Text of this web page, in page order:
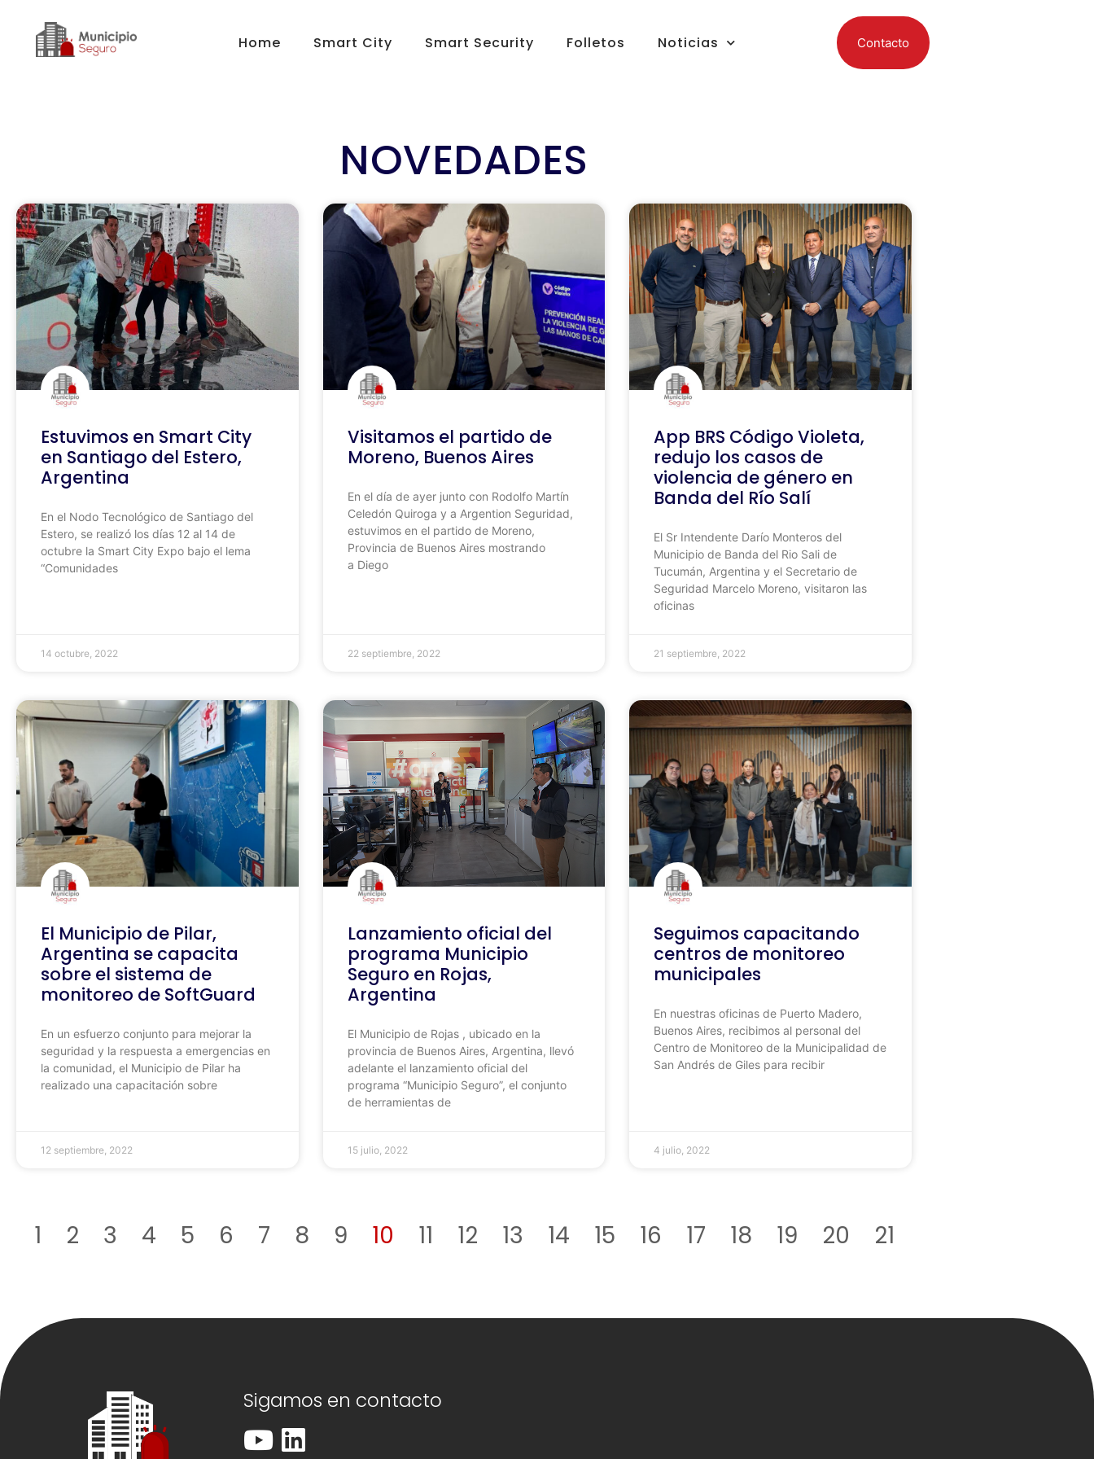
Home Smart City Smart Security Folletos Noticias Contacto
NOVEDADES
Estuvimos en Smart City
en Santiago del Estero,
Argentina
En el Nodo Tecnológico de Santiago del
Estero, se realizó los días 12 al 14 de
octubre la Smart City Expo bajo el lema
“Comunidades
14 octubre, 2022
Visitamos el partido de
Moreno, Buenos Aires
En el día de ayer junto con Rodolfo Martín
Celedón Quiroga y a Argention Seguridad,
estuvimos en el partido de Moreno,
Provincia de Buenos Aires mostrando
a Diego
22 septiembre, 2022
App BRS Código Violeta,
redujo los casos de
violencia de género en
Banda del Río Salí
El Sr Intendente Darío Monteros del
Municipio de Banda del Rio Sali de
Tucumán, Argentina y el Secretario de
Seguridad Marcelo Moreno, visitaron las
oficinas
21 septiembre, 2022
El Municipio de Pilar,
Argentina se capacita
sobre el sistema de
monitoreo de SoftGuard
En un esfuerzo conjunto para mejorar la
seguridad y la respuesta a emergencias en
la comunidad, el Municipio de Pilar ha
realizado una capacitación sobre
12 septiembre, 2022
Lanzamiento oficial del
programa Municipio
Seguro en Rojas,
Argentina
El Municipio de Rojas , ubicado en la
provincia de Buenos Aires, Argentina, llevó
adelante el lanzamiento oficial del
programa “Municipio Seguro”, el conjunto
de herramientas de
15 julio, 2022
Seguimos capacitando
centros de monitoreo
municipales
En nuestras oficinas de Puerto Madero,
Buenos Aires, recibimos al personal del
Centro de Monitoreo de la Municipalidad de
San Andrés de Giles para recibir
4 julio, 2022
1 2 3 4 5 6 7 8 9 10 11 12 13 14 15 16 17 18 19 20 21
Sigamos en contacto